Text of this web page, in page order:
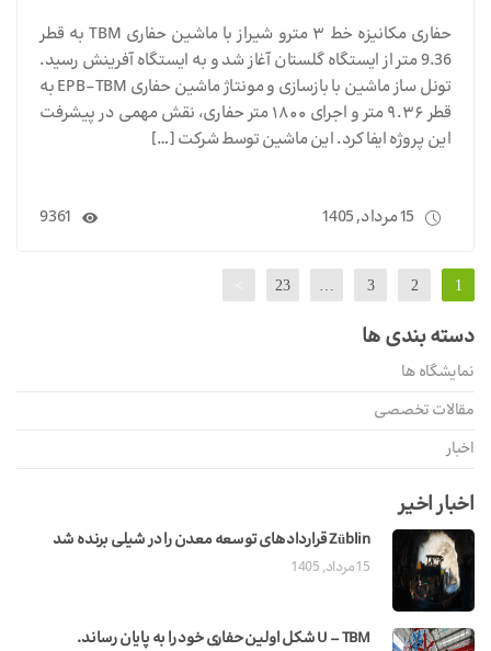
حفاری مکانیزه خط ۳ مترو شیراز با ماشین حفاری TBM به قطر
9.36 متر از ایستگاه گلستان آغاز شد و به ایستگاه آفرینش رسید.
تونل ساز ماشین با بازسازی و مونتاژ ماشین حفاری EPB-TBM به
قطر ۹.۳۶ متر و اجرای ۱۸۰۰ متر حفاری، نقش مهمی در پیشرفت
این پروژه ایفا کرد. این ماشین توسط شرکت […]
15 مرداد, 1405 9361
1
2
3
23
دسته بندی ها
نمایشگاه ها
مقالات تخصصی
اخبار
اخبار اخیر
Züblin قراردادهای توسعه معدن را در شیلی برنده شد
15 مرداد, 1405
U – TBM شکل اولین حفاری خود را به پایان رساند.